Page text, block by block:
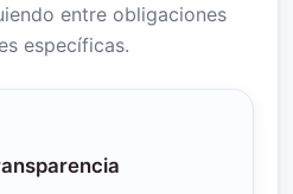
entre obligaciones
específicas.